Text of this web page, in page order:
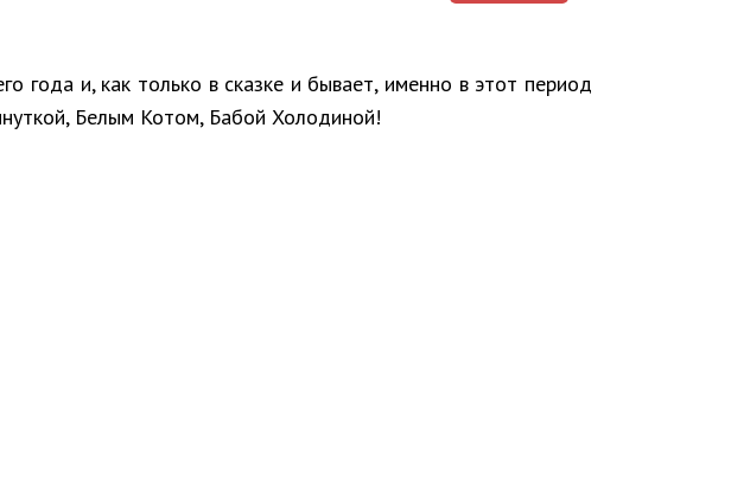
года и, как только в сказке и бывает, именно в этот период
Белым Котом, Бабой Холодиной!